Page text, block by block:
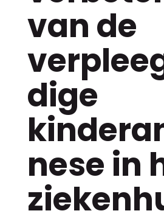
van de
dige
nese in